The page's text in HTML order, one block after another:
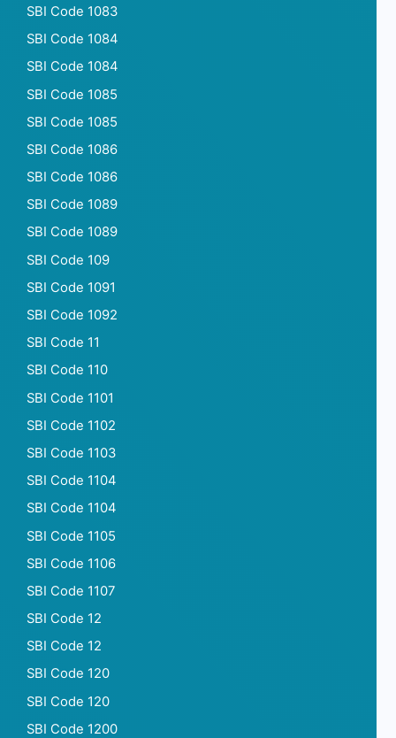
SBI Code 1083
SBI Code 1084
SBI Code 1084
SBI Code 1085
SBI Code 1085
SBI Code 1086
SBI Code 1086
SBI Code 1089
SBI Code 1089
SBI Code 109
SBI Code 1091
SBI Code 1092
SBI Code 11
SBI Code 110
SBI Code 1101
SBI Code 1102
SBI Code 1103
SBI Code 1104
SBI Code 1104
SBI Code 1105
SBI Code 1106
SBI Code 1107
SBI Code 12
SBI Code 12
SBI Code 120
SBI Code 120
SBI Code 1200